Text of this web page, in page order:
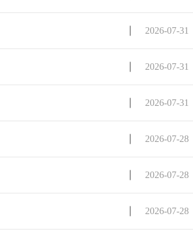
2026-07-31
2026-07-31
2026-07-31
2026-07-28
2026-07-28
2026-07-28